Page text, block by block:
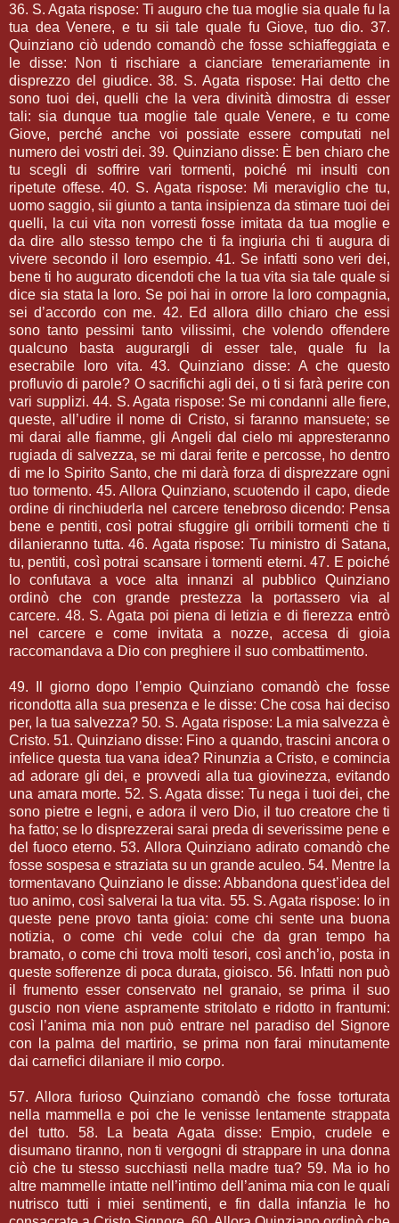
36. S. Agata rispose: Ti auguro che tua moglie sia quale fu la
tua dea Venere, e tu sii tale quale fu Giove, tuo dio. 37.
Quinziano ciò udendo comandò che fosse schiaffeggiata e
le disse: Non ti rischiare a cianciare temerariamente in
disprezzo del giudice. 38. S. Agata rispose: Hai detto che
sono tuoi dei, quelli che la vera divinità dimostra di esser
tali: sia dunque tua moglie tale quale Venere, e tu come
Giove, perché anche voi possiate essere computati nel
numero dei vostri dei. 39. Quinziano disse: È ben chiaro che
tu scegli di soffrire vari tormenti, poiché mi insulti con
ripetute offese. 40. S. Agata rispose: Mi meraviglio che tu,
uomo saggio, sii giunto a tanta insipienza da stimare tuoi dei
quelli, la cui vita non vorresti fosse imitata da tua moglie e
da dire allo stesso tempo che ti fa ingiuria chi ti augura di
vivere secondo il loro esempio. 41. Se infatti sono veri dei,
bene ti ho augurato dicendoti che la tua vita sia tale quale si
dice sia stata la loro. Se poi hai in orrore la loro compagnia,
sei d’accordo con me. 42. Ed allora dillo chiaro che essi
sono tanto pessimi tanto vilissimi, che volendo offendere
qualcuno basta augurargli di esser tale, quale fu la
esecrabile loro vita. 43. Quinziano disse: A che questo
profluvio di parole? O sacrifichi agli dei, o ti si farà perire con
vari supplizi. 44. S. Agata rispose: Se mi condanni alle fiere,
queste, all’udire il nome di Cristo, si faranno mansuete; se
mi darai alle fiamme, gli Angeli dal cielo mi appresteranno
rugiada di salvezza, se mi darai ferite e percosse, ho dentro
di me lo Spirito Santo, che mi darà forza di disprezzare ogni
tuo tormento. 45. Allora Quinziano, scuotendo il capo, diede
ordine di rinchiuderla nel carcere tenebroso dicendo: Pensa
bene e pentiti, così potrai sfuggire gli orribili tormenti che ti
dilanieranno tutta. 46. Agata rispose: Tu ministro di Satana,
tu, pentiti, così potrai scansare i tormenti eterni. 47. E poiché
lo confutava a voce alta innanzi al pubblico Quinziano
ordinò che con grande prestezza la portassero via al
carcere. 48. S. Agata poi piena di letizia e di fierezza entrò
nel carcere e come invitata a nozze, accesa di gioia
raccomandava a Dio con preghiere il suo combattimento.
49. Il giorno dopo l’empio Quinziano comandò che fosse
ricondotta alla sua presenza e le disse: Che cosa hai deciso
per, la tua salvezza? 50. S. Agata rispose: La mia salvezza è
Cristo. 51. Quinziano disse: Fino a quando, trascini ancora o
infelice questa tua vana idea? Rinunzia a Cristo, e comincia
ad adorare gli dei, e provvedi alla tua giovinezza, evitando
una amara morte. 52. S. Agata disse: Tu nega i tuoi dei, che
sono pietre e legni, e adora il vero Dio, il tuo creatore che ti
ha fatto; se lo disprezzerai sarai preda di severissime pene e
del fuoco eterno. 53. Allora Quinziano adirato comandò che
fosse sospesa e straziata su un grande aculeo. 54. Mentre la
tormentavano Quinziano le disse: Abbandona quest’idea del
tuo animo, così salverai la tua vita. 55. S. Agata rispose: Io in
queste pene provo tanta gioia: come chi sente una buona
notizia, o come chi vede colui che da gran tempo ha
bramato, o come chi trova molti tesori, così anch’io, posta in
queste sofferenze di poca durata, gioisco. 56. Infatti non può
il frumento esser conservato nel granaio, se prima il suo
guscio non viene aspramente stritolato e ridotto in frantumi:
così l’anima mia non può entrare nel paradiso del Signore
con la palma del martirio, se prima non farai minutamente
dai carnefici dilaniare il mio corpo.
57. Allora furioso Quinziano comandò che fosse torturata
nella mammella e poi che le venisse lentamente strappata
del tutto. 58. La beata Agata disse: Empio, crudele e
disumano tiranno, non ti vergogni di strappare in una donna
ciò che tu stesso succhiasti nella madre tua? 59. Ma io ho
altre mammelle intatte nell’intimo dell’anima mia con le quali
nutrisco tutti i miei sentimenti, e fin dalla infanzia le ho